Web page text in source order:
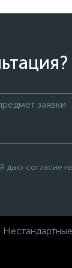
Я даю согласие